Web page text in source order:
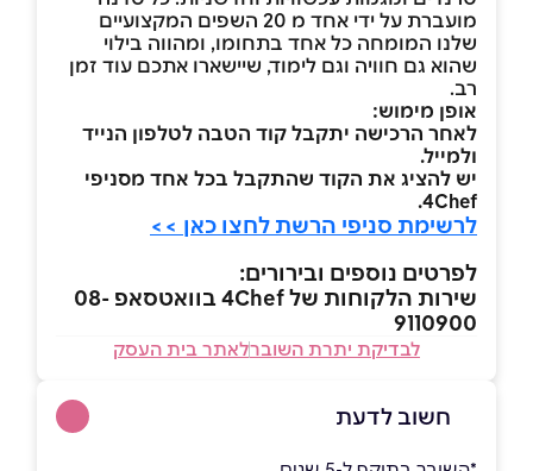
מועברת על ידי אחד מ 20 השפים המקצועיים
שלנו המומחה כל אחד בתחומו, ומהווה בילוי
שהוא גם חוויה וגם לימוד, שיישארו אתכם עוד זמן
רב.
אופן מימוש:
לאחר הרכישה יתקבל קוד הטבה לטלפון הנייד
ולמייל.
יש להציג את הקוד שהתקבל בכל אחד מסניפי
4Chef.
לרשימת סניפי הרשת לחצו כאן >>
לפרטים נוספים ובירורים:
שירות הלקוחות של 4Chef בוואטסאפ 08-
9110900
לבדיקת יתרת השוברלאתר בית העסק
חשוב לדעת